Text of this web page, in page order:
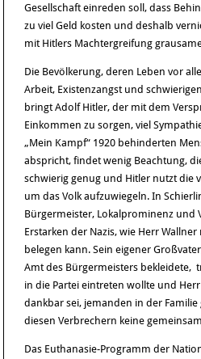
Gesellschaft einreden soll, dass
zu viel Geld kosten und deshalb
mit Hitlers Machtergreifung
Die Bevölkerung, deren Leben vor
Arbeit, Existenzangst und
bringt Adolf Hitler, der mit dem
Einkommen zu sorgen, viel
„Mein Kampf“ 1920 behinderten
abspricht, findet wenig Beachtung,
schwierig genug und Hitler nutzt die
um das Volk aufzuwiegeln. In
Bürgermeister, Lokalprominenz und
Erstarken der Nazis, wie Herr
belegen kann. Sein eigener
Amt des Bürgermeisters bekleidete,
in die Partei eintreten wollte und
dankbar sei, jemanden in der
diesen Verbrechern keine
Das Euthanasie-Programm der